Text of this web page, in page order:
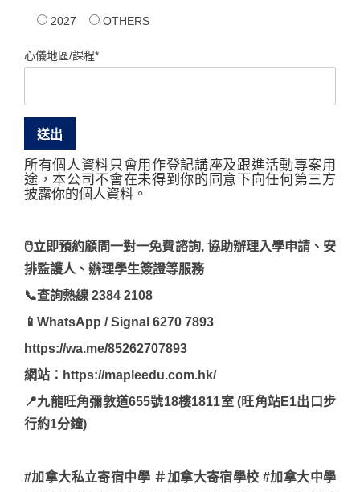
2027 OTHERS
心儀地區/課程*
所有個人資料只會用作登記講座及跟進活動專案用
途，本公司不會在未得到你的同意下向任何第三方
披露你的個人資料。
🖱立即預約顧問一對一免費諮詢, 協助辦理入學申請、安
排監護人、辦理學生簽證等服務
📞查詢熱線 2384 2108
📱WhatsApp / Signal 6270 7893
https://wa.me/85262707893
網站：https://mapleedu.com.hk/
📍九龍旺角彌敦道655號18樓1811室 (旺角站E1出口步
行約1分鐘)
#加拿大私立寄宿中學 ＃加拿大寄宿學校 #加拿大中學